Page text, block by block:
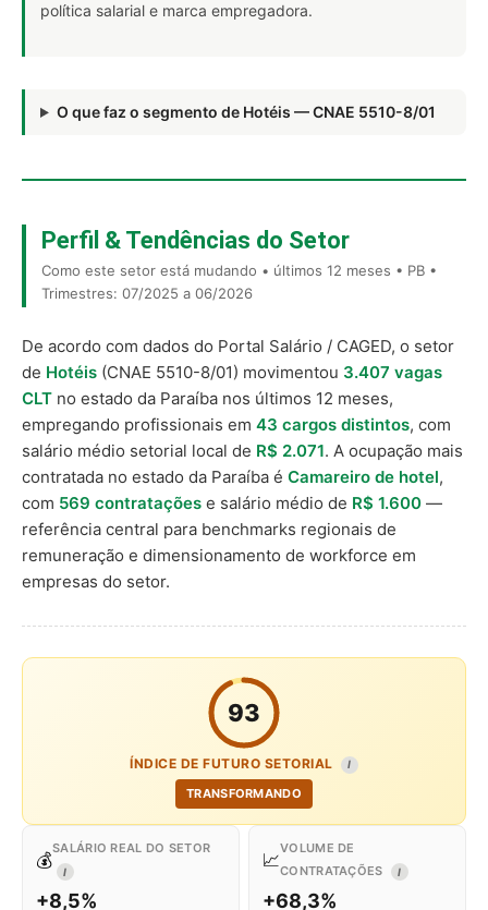
política salarial e marca empregadora.
O que faz o segmento de Hotéis — CNAE 5510-8/01
Perfil & Tendências do Setor
Como este setor está mudando • últimos 12 meses • PB •
Trimestres: 07/2025 a 06/2026
De acordo com dados do Portal Salário / CAGED, o setor
de Hotéis (CNAE 5510-8/01) movimentou 3.407 vagas
CLT no estado da Paraíba nos últimos 12 meses,
empregando profissionais em 43 cargos distintos, com
salário médio setorial local de R$ 2.071. A ocupação mais
contratada no estado da Paraíba é Camareiro de hotel,
com 569 contratações e salário médio de R$ 1.600 —
referência central para benchmarks regionais de
remuneração e dimensionamento de workforce em
empresas do setor.
93
ÍNDICE DE FUTURO SETORIAL I
TRANSFORMANDO
💰
SALÁRIO REAL DO SETOR
I
+8,5%
📈
VOLUME DE
CONTRATAÇÕES
I
+68,3%